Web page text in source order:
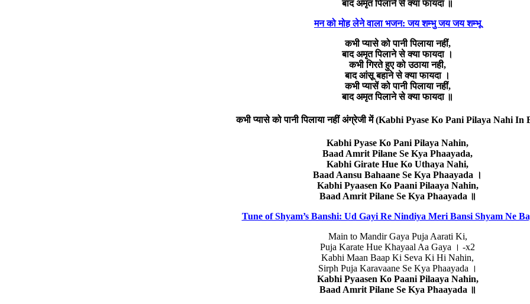
बाद अमृत पिलाने से क्या फायदा ॥
मन को मोह लेने वाला भजन: जय शम्भु जय जय शम्भू
कभी प्यासे को पानी पिलाया नहीं,
बाद अमृत पिलाने से क्या फायदा ।
कभी गिरते हुए को उठाया नही,
बाद आंसू बहाने से क्या फायदा ।
कभी प्यासें को पानी पिलाया नहीं,
बाद अमृत पिलाने से क्या फायदा ॥
कभी प्यासे को पानी पिलाया नहीं अंग्रेजी में (Kabhi Pyase Ko Pani Pilaya Nahi In
Kabhi Pyase Ko Pani Pilaya Nahin,
Baad Amrit Pilane Se Kya Phaayada,
Kabhi Girate Hue Ko Uthaya Nahi,
Baad Aansu Bahaane Se Kya Phaayada ।
Kabhi Pyaasen Ko Paani Pilaaya Nahin,
Baad Amrit Pilane Se Kya Phaayada ॥
Tune of Shyam’s Banshi: Ud Gayi Re Nindiya Meri Bansi Shyam Ne
Main to Mandir Gaya Puja Aarati Ki,
Puja Karate Hue Khayaal Aa Gaya । -x2
Kabhi Maan Baap Ki Seva Ki Hi Nahin,
Sirph Puja Karavaane Se Kya Phaayada ।
Kabhi Pyaasen Ko Paani Pilaaya Nahin,
Baad Amrit Pilane Se Kya Phaayada ॥